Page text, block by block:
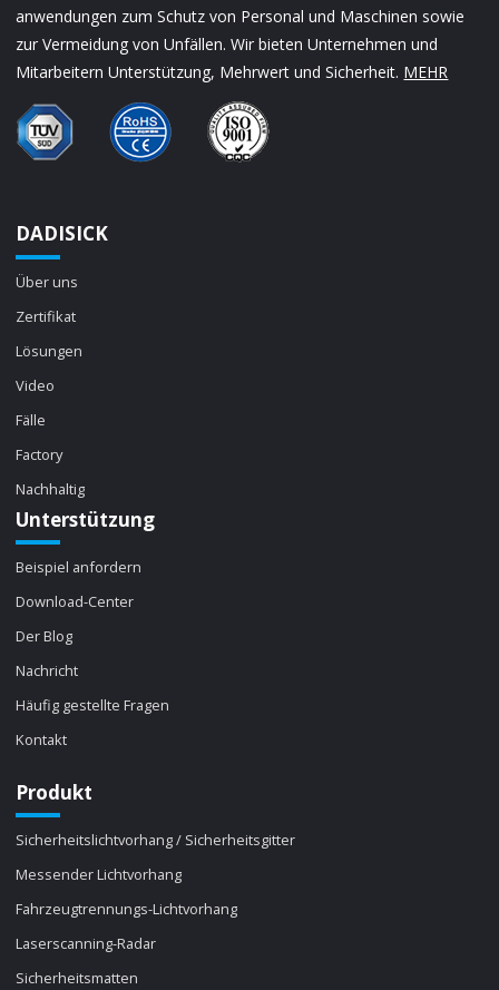
anwendungen zum Schutz von Personal und Maschinen sowie
zur Vermeidung von Unfällen. Wir bieten Unternehmen und
Mitarbeitern Unterstützung, Mehrwert und Sicherheit. MEHR
DADISICK
Über uns
Zertifikat
Lösungen
Video
Fälle
Factory
Nachhaltig
Unterstützung
Beispiel anfordern
Download-Center
Der Blog
Nachricht
Häufig gestellte Fragen
Kontakt
Produkt
Sicherheitslichtvorhang / Sicherheitsgitter
Messender Lichtvorhang
Fahrzeugtrennungs-Lichtvorhang
Laserscanning-Radar
Sicherheitsmatten